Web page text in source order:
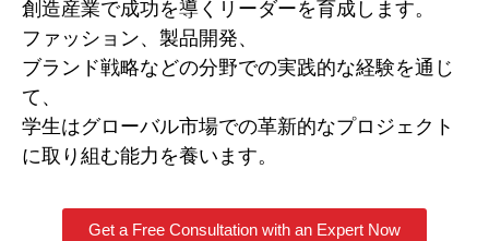
創造産業で成功を導くリーダーを育成します。
ファッション、製品開発、
ブランド戦略などの分野での実践的な経験を通じ
て、
学生はグローバル市場での革新的なプロジェクト
に取り組む能力を養います。
Get a Free Consultation with an Expert Now